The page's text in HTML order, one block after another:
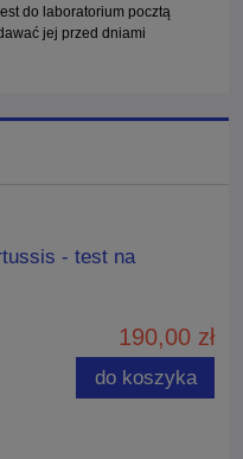
do laboratorium pocztą
jej przed dniami
- test na
190,00 zł
do koszyka